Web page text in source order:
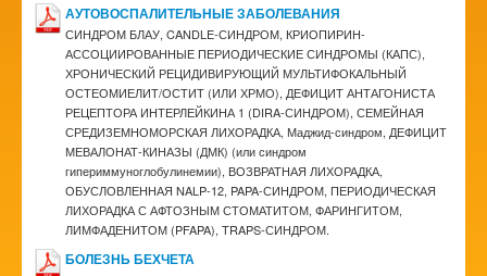
АУТОВОСПАЛИТЕЛЬНЫЕ ЗАБОЛЕВАНИЯ
СИНДРОМ БЛАУ, CANDLE-СИНДРОМ, КРИОПИРИН-
АССОЦИИРОВАННЫЕ ПЕРИОДИЧЕСКИЕ СИНДРОМЫ (КАПС),
ХРОНИЧЕСКИЙ РЕЦИДИВИРУЮЩИЙ МУЛЬТИФОКАЛЬНЫЙ
ОСТЕОМИЕЛИТ/ОСТИТ (ИЛИ ХРМО), ДЕФИЦИТ АНТАГОНИСТА
РЕЦЕПТОРА ИНТЕРЛЕЙКИНА 1 (DIRA-СИНДРОМ), СЕМЕЙНАЯ
СРЕДИЗЕМНОМОРСКАЯ ЛИХОРАДКА, Маджид-синдром, ДЕФИЦИТ
МЕВАЛОНАТ-КИНАЗЫ (ДМК) (или синдром
гипериммуноглобулинемии), ВОЗВРАТНАЯ ЛИХОРАДКА,
ОБУСЛОВЛЕННАЯ NALP-12, PAPA-СИНДРОМ, ПЕРИОДИЧЕСКАЯ
ЛИХОРАДКА С АФТОЗНЫМ СТОМАТИТОМ, ФАРИНГИТОМ,
ЛИМФАДЕНИТОМ (PFAPA), TRAPS-СИНДРОМ.
БОЛЕЗНЬ БЕХЧЕТА